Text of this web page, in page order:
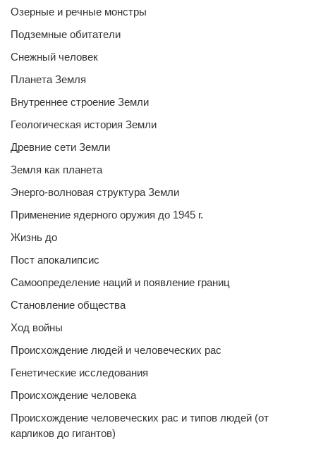
Озерные и речные монстры
Подземные обитатели
Снежный человек
Планета Земля
Внутреннее строение Земли
Геологическая история Земли
Древние сети Земли
Земля как планета
Энерго-волновая структура Земли
Применение ядерного оружия до 1945 г.
Жизнь до
Пост апокалипсис
Самоопределение наций и появление границ
Становление общества
Ход войны
Происхождение людей и человеческих рас
Генетические исследования
Происхождение человека
Происхождение человеческих рас и типов людей (от
карликов до гигантов)